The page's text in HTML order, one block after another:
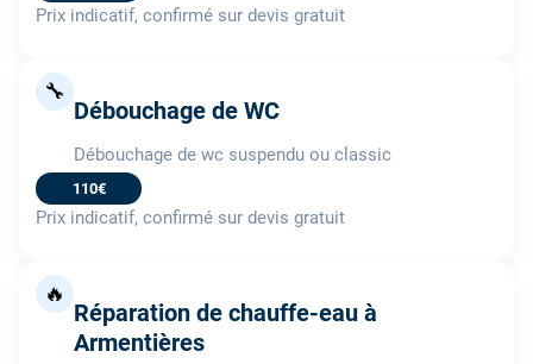
Prix indicatif, confirmé sur devis gratuit
🔧
Débouchage de WC
Débouchage de wc suspendu ou classic
110€
Prix indicatif, confirmé sur devis gratuit
🔥
Réparation de chauffe-eau à
Armentières